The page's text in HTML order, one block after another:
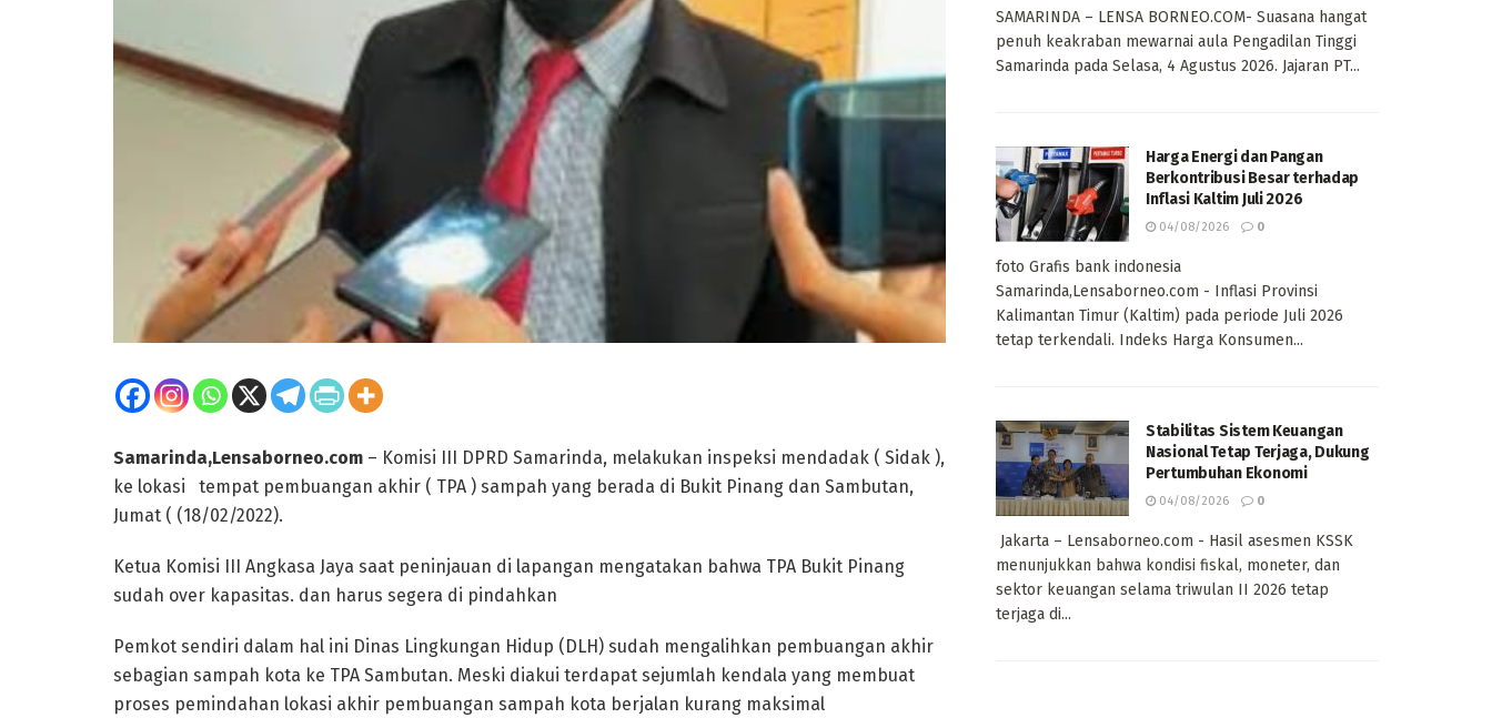
Samarinda,Lensaborneo.com – Komisi III DPRD Samarinda, melakukan inspeksi mendadak ( Sidak ),
ke lokasi tempat pembuangan akhir ( TPA ) sampah yang berada di Bukit Pinang dan Sambutan,
Jumat ( (18/02/2022).
Ketua Komisi III Angkasa Jaya saat peninjauan di lapangan mengatakan bahwa TPA Bukit Pinang
sudah over kapasitas. dan harus segera di pindahkan
Pemkot sendiri dalam hal ini Dinas Lingkungan Hidup (DLH) sudah mengalihkan pembuangan akhir
sebagian sampah kota ke TPA Sambutan. Meski diakui terdapat sejumlah kendala yang membuat
proses pemindahan lokasi akhir pembuangan sampah kota berjalan kurang maksimal
SAMARINDA – LENSA BORNEO.COM- Suasana hangat
penuh keakraban mewarnai aula Pengadilan Tinggi
Samarinda pada Selasa, 4 Agustus 2026. Jajaran PT...
Harga Energi dan Pangan
Berkontribusi Besar terhadap
Inflasi Kaltim Juli 2026
04/08/2026 0
foto Grafis bank indonesia
Samarinda,Lensaborneo.com - Inflasi Provinsi
Kalimantan Timur (Kaltim) pada periode Juli 2026
tetap terkendali. Indeks Harga Konsumen...
Stabilitas Sistem Keuangan
Nasional Tetap Terjaga, Dukung
Pertumbuhan Ekonomi
04/08/2026 0
Jakarta – Lensaborneo.com - Hasil asesmen KSSK
menunjukkan bahwa kondisi fiskal, moneter, dan
sektor keuangan selama triwulan II 2026 tetap
terjaga di...